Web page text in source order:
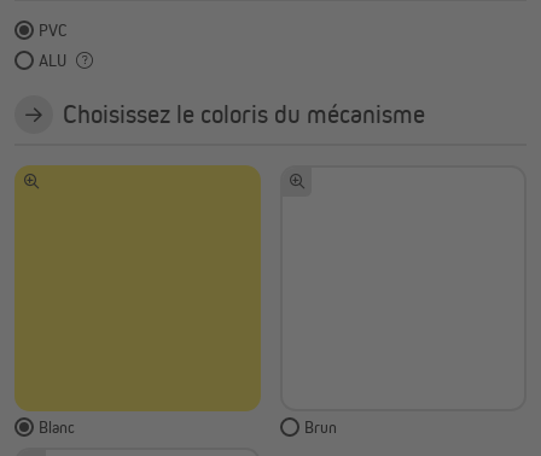
PVC
ALU
Choisissez le coloris du mécanisme
Blanc Brun